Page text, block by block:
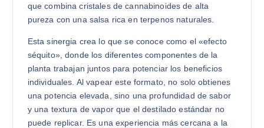
que combina cristales de cannabinoides de alta
pureza con una salsa rica en terpenos naturales.
Esta sinergia crea lo que se conoce como el «efecto
séquito», donde los diferentes componentes de la
planta trabajan juntos para potenciar los beneficios
individuales. Al vapear este formato, no solo obtienes
una potencia elevada, sino una profundidad de sabor
y una textura de vapor que el destilado estándar no
puede replicar. Es una experiencia más cercana a la